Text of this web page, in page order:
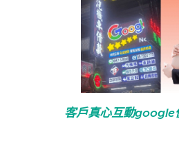
客戶真心互動google